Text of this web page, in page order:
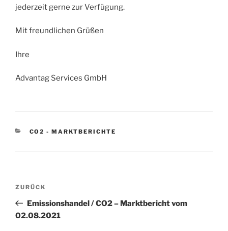
jederzeit gerne zur Verfügung.
Mit freundlichen Grüßen
Ihre
Advantag Services GmbH
KATEGORIEN
CO2 - MARKTBERICHTE
Beitragsnavigation
Vorheriger
Beitrag
ZURÜCK
Emissionshandel / CO2 – Marktbericht vom
02.08.2021